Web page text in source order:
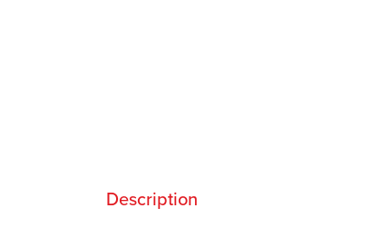
Description